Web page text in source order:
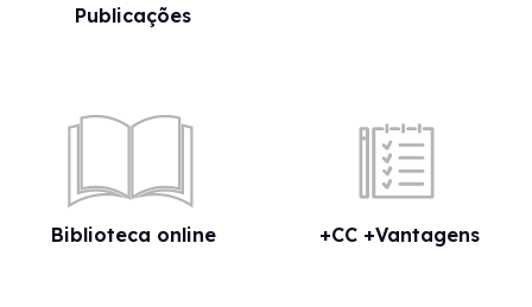
Publicações
Biblioteca online +CC +Vantagens